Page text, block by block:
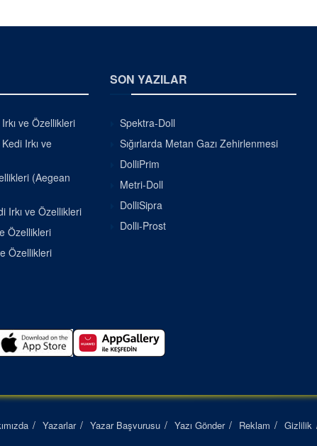
ve Özellikleri
Irkı ve
(Aegean
Irkı ve Özellikleri
Özellikleri
Özellikleri
SON YAZILAR
Spektra-Doll
Sığırlarda Metan Gazı Zehirlenmesi
DolliPrim
Metri-Doll
DolliSipra
Dolli-Prost
Yazarlar Yazar Başvurusu Yazı Gönder Reklam Gizlilik